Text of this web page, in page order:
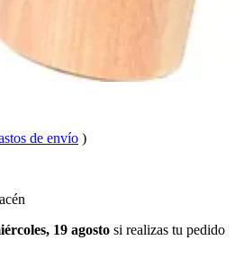
de envío )
19 agosto si realizas tu pedido